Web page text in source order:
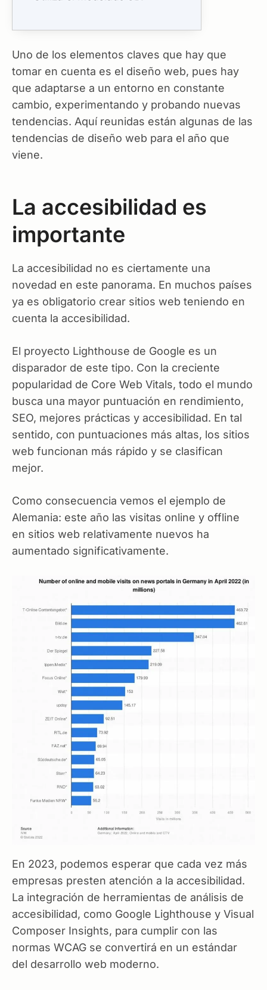
Uno de los elementos claves que hay que
tomar en cuenta es el diseño web, pues hay
que adaptarse a un entorno en constante
cambio, experimentando y probando nuevas
tendencias. Aquí reunidas están algunas de las
tendencias de diseño web para el año que
viene.
La accesibilidad es
importante
La accesibilidad no es ciertamente una
novedad en este panorama. En muchos países
ya es obligatorio crear sitios web teniendo en
cuenta la accesibilidad.
El proyecto Lighthouse de Google es un
disparador de este tipo. Con la creciente
popularidad de Core Web Vitals, todo el mundo
busca una mayor puntuación en rendimiento,
SEO, mejores prácticas y accesibilidad. En tal
sentido, con puntuaciones más altas, los sitios
web funcionan más rápido y se clasifican
mejor.
Como consecuencia vemos el ejemplo de
Alemania: este año las visitas online y offline
en sitios web relativamente nuevos ha
aumentado significativamente.
En 2023, podemos esperar que cada vez más
empresas presten atención a la accesibilidad.
La integración de herramientas de análisis de
accesibilidad, como Google Lighthouse y Visual
Composer Insights, para cumplir con las
normas WCAG se convertirá en un estándar
del desarrollo web moderno.